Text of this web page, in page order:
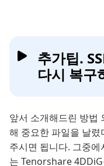
추가팁.
다시 복구
앞서 소개해드린 방법
해 중요한 파일을 날
주시면 됩니다. 그중
는 Tenorshare